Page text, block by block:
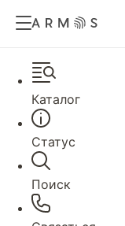
Каталог
Статус
Поиск